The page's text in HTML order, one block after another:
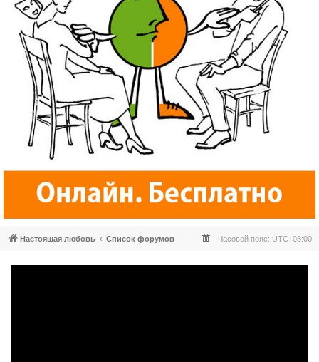
Настоящая любовь Список форумов Часовой пояс: UTC+03:00